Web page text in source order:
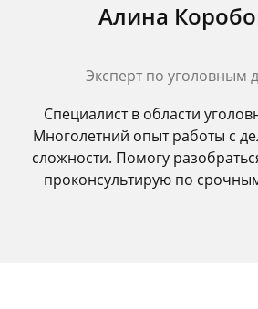
Алина
Эксперт по уголовным
Специалист в области
Многолетний опыт работы с
сложности. Помогу
проконсультирую по